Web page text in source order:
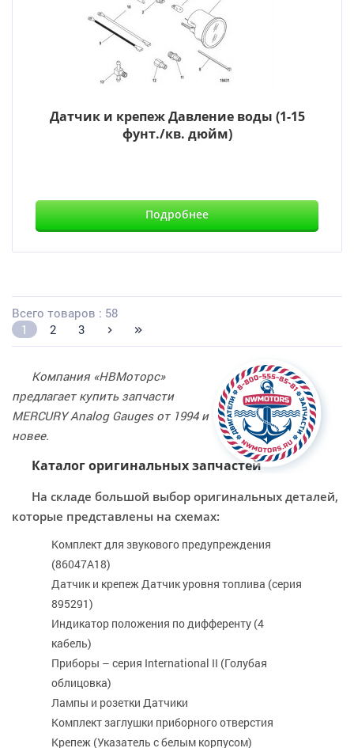
Датчик и крепеж Давление воды (1-15
фунт./кв. дюйм)
Подробнее
Всего товаров : 58
1
2 3
Компания «НВМоторс»
предлагает купить запчасти
MERCURY Analog Gauges от 1994 и
новее.
Каталог оригинальных запчастей
На складе большой выбор оригинальных деталей,
которые представлены на схемах:
Комплект для звукового предупреждения
(86047A18)
Датчик и крепеж Датчик уровня топлива (серия
895291)
Индикатор положения по дифференту (4
кабель)
Приборы – серия International II (Голубая
облицовка)
Лампы и розетки Датчики
Комплект заглушки приборного отверстия
Крепеж (Указатель с белым корпусом)